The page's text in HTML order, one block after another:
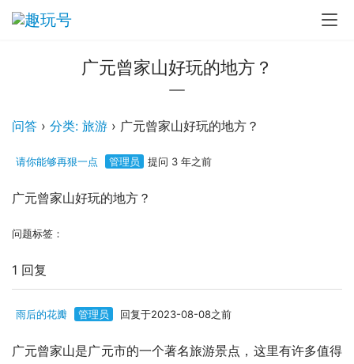
广元曾家山好玩的地方？
问答 › 分类: 旅游 › 广元曾家山好玩的地方？
请你能够再狠一点 管理员 提问 3 年之前
广元曾家山好玩的地方？
问题标签：
1 回复
雨后的花瓣 管理员 回复于2023-08-08之前
广元曾家山是广元市的一个著名旅游景点，这里有许多值得